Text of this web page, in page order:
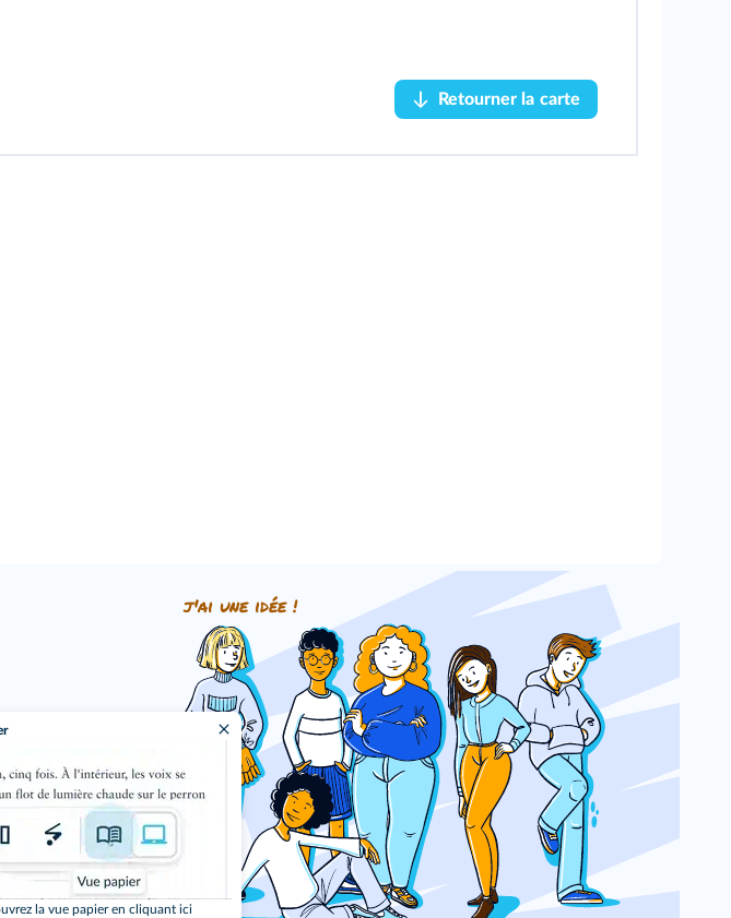
la vue papier en cliquant ici
Retourner la carte
Retourner la carte
j'ai une idée !